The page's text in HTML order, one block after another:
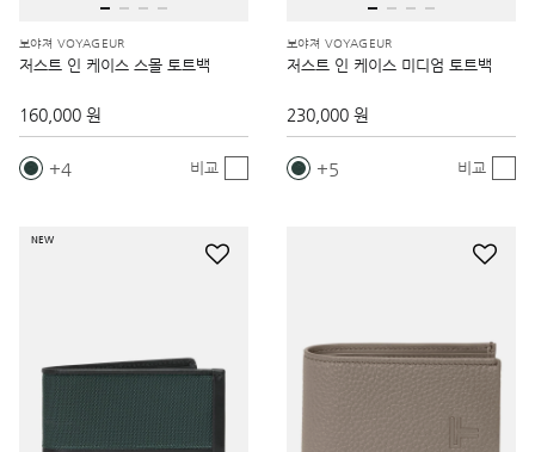
보야져 VOYAGEUR
저스트 인 케이스 스몰 토트백
160,000 원
4 비교
보야져 VOYAGEUR
저스트 인 케이스 미디엄 토트백
230,000 원
5 비교
NEW